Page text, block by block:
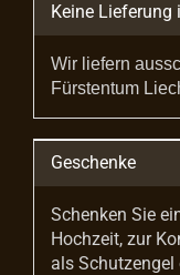
Keine Lieferung
Wir liefern
Fürstentum
Geschenke
Schenken Sie
Hochzeit, zur
als